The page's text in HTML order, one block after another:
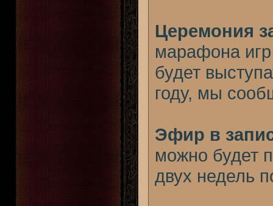
Церемония
марафона
будет
году, мы
Эфир в
можно будет
двух недель